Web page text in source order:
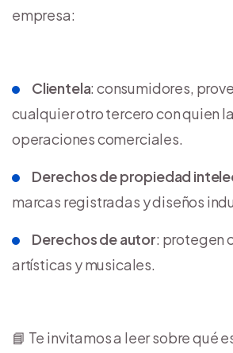
empresa:
Clientela: consumidores,
cualquier otro tercero con quien
operaciones comerciales.
Derechos de propiedad
marcas registradas y diseños
Derechos de autor: protegen
artísticas y musicales.
📘 Te invitamos a leer sobre qué